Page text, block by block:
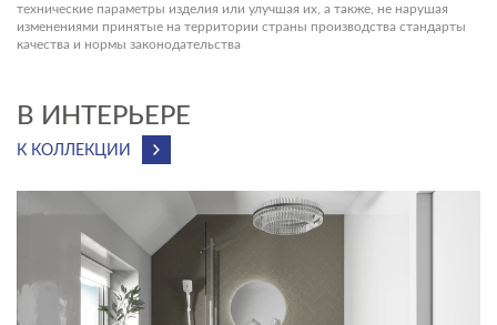
технические параметры изделия или улучшая их, а также, не нарушая
изменениями принятые на территории страны производства стандарты
качества и нормы законодательства
В ИНТЕРЬЕРЕ
К КОЛЛЕКЦИИ